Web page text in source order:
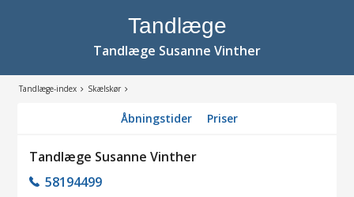
Tandlæge
Tandlæge Susanne Vinther
Tandlæge-index Skælskør
Åbningstider Priser
Tandlæge Susanne Vinther
58194499